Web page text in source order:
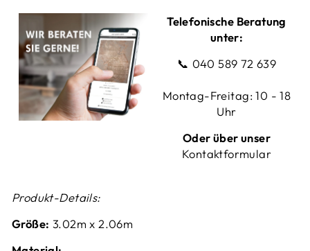
Telefonische Beratung
unter:
📞 040 589 72 639
Montag-Freitag: 10 - 18
Uhr
Oder über unser
Kontaktformular
Produkt-Details:
Größe: 3.02m x 2.06m